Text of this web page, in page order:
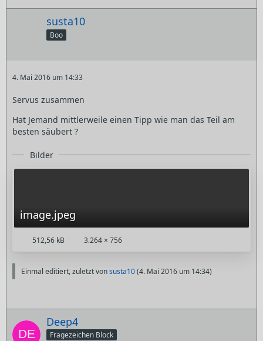
susta10
Boo
4. Mai 2016 um 14:33
Servus zusammen
Hat Jemand mittlerweile einen Tipp wie man das Teil am
besten säubert ?
Bilder
image.jpeg
512,56 kB 3.264 × 756
Einmal editiert, zuletzt vonsusta10(4. Mai 2016 um 14:34)
Deep4
Fragezeichen Block